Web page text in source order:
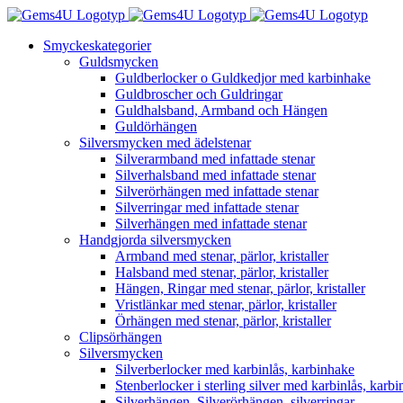
Fortsätt
innehålletSmyckeskategorier
Guldsmycken
Guldberlocker o Guldkedjor med karbinhake
Guldbroscher och Guldringar
Guldhalsband, Armband och Hängen
Guldörhängen
Silversmycken med ädelstenar
Silverarmband med infattade stenar
Silverhalsband med infattade stenar
Silverörhängen med infattade stenar
Silverringar med infattade stenar
Silverhängen med infattade stenar
Handgjorda silversmycken
Armband med stenar, pärlor, kristaller
Halsband med stenar, pärlor, kristaller
Hängen, Ringar med stenar, pärlor, kristaller
Vristlänkar med stenar, pärlor, kristaller
Örhängen med stenar, pärlor, kristaller
Clipsörhängen
Silversmycken
Silverberlocker med karbinlås, karbinhake
Stenberlocker i sterling silver med karbinlås,